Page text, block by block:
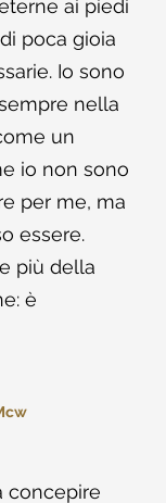
ai piedi
poca gioia
Io sono
nella
un
io non sono
per me, ma
essere.
più della
è
concepire